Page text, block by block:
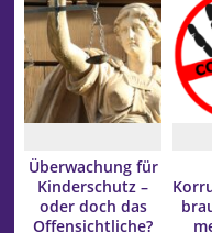
Überwachung für
Kinderschutz –
oder doch das
Offensichtliche?